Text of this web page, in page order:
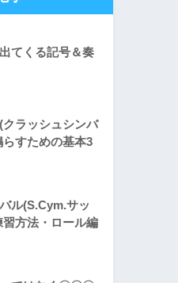
てくる記号＆奏
ラッシュシンバ
すための基本3
ル(S.Cym.サッ
方法・ロール編